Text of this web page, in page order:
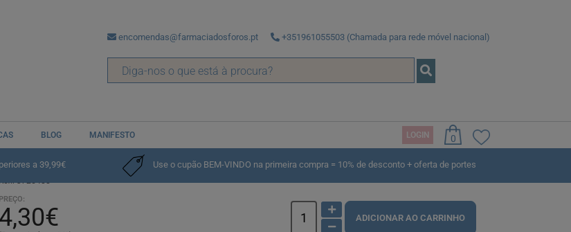
encomendas@farmaciadosforos.pt +351961055503 (Chamada para rede móvel nacional)
BLOG MANIFESTO LOGIN 0
a 39,99€ Use o cupão BEM-VINDO na primeira compra = 10% de desconto + oferta de portes
Cetirizina Mylan MG, 10 mg x 20 comp rev
3725488
PREÇO:
4,30€ ADICIONAR AO CARRINHO